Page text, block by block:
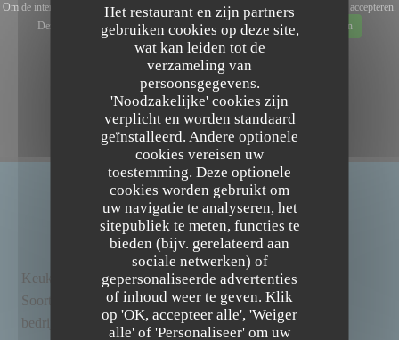
Het restaurant en zijn partners
gebruiken cookies op deze site,
wat kan leiden tot de
verzameling van
persoonsgegevens.
'Noodzakelijke' cookies zijn
verplicht en worden standaard
geïnstalleerd. Andere optionele
cookies vereisen uw
toestemming. Deze optionele
cookies worden gebruikt om
uw navigatie te analyseren, het
sitepubliek te meten, functies te
bieden (bijv. gerelateerd aan
sociale netwerken) of
gepersonaliseerde advertenties
of inhoud weer te geven. Klik
op 'OK, accepteer alle', 'Weiger
alle' of 'Personaliseer' om uw
Om de interactieve Waze-kaart weer te geven, moet u Waze Map (Google) cookies accepteren.
Deze cookies kunnen navigatie- en locatiegegevens verzamelen.
Toestaan
ALGEMENE INFORMATIE
Keuken
lokaal, , Biologisch, Eigengemaakt, vers product
Soort
bedrijf
BAR RESTAURANT BIO ET FAIT MAISON,
Bistronomic Restaurant, Veganistisch restaurant
The Friendly Kitchen